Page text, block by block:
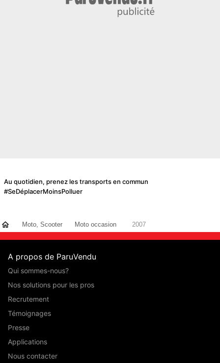
Au quotidien, prenez les transports en commun
#SeDéplacerMoinsPolluer
Moto, Scooter Moto occasion 2007
A propos de ParuVendu
Qui sommes-nous?
Nos solutions pour les pros
Recrutement
Témoignages
Presse
Applications
Nous contacter